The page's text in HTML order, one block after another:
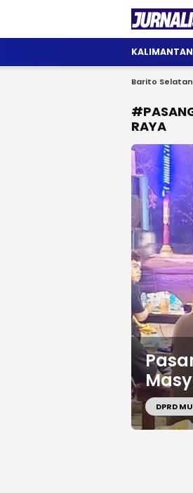
Jurnalis Metro
Satu Wadah
Barito Selatan
RAYA
DPRD